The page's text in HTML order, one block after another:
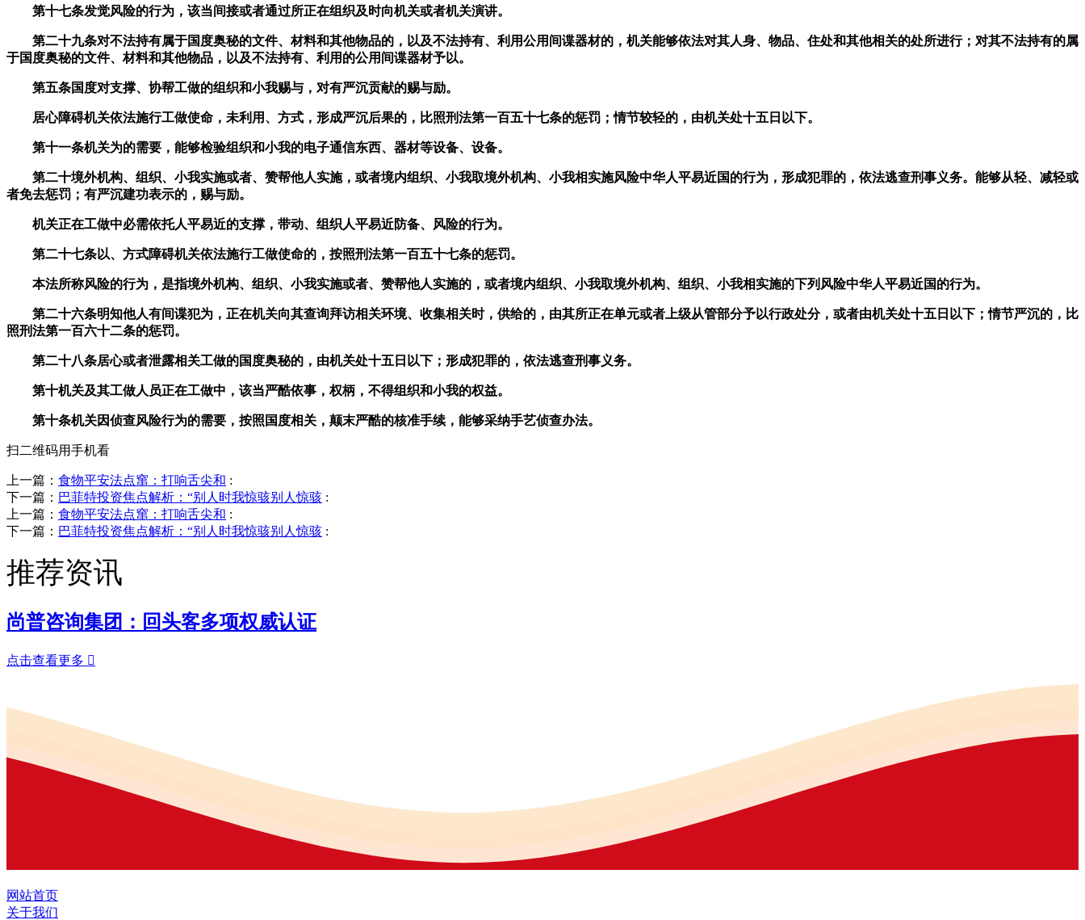
第十七条发觉风险的行为，该当间接或者通过所正在组织及时向机关或者机关演讲。
第二十九条对不法持有属于国度奥秘的文件、材料和其他物品的，以及不法持有、利用公用间谍器材的，机关能够依法对其人身、物品、住处和其他相关的处所进行；对其不法持有的属
于国度奥秘的文件、材料和其他物品，以及不法持有、利用的公用间谍器材予以。
第五条国度对支撑、协帮工做的组织和小我赐与，对有严沉贡献的赐与励。
居心障碍机关依法施行工做使命，未利用、方式，形成严沉后果的，比照刑法第一百五十七条的惩罚；情节较轻的，由机关处十五日以下。
第十一条机关为的需要，能够检验组织和小我的电子通信东西、器材等设备、设备。
第二十境外机构、组织、小我实施或者、赞帮他人实施，或者境内组织、小我取境外机构、小我相实施风险中华人平易近国的行为，形成犯罪的，依法逃查刑事义务。能够从轻、减轻或
者免去惩罚；有严沉建功表示的，赐与励。
机关正在工做中必需依托人平易近的支撑，带动、组织人平易近防备、风险的行为。
第二十七条以、方式障碍机关依法施行工做使命的，按照刑法第一百五十七条的惩罚。
本法所称风险的行为，是指境外机构、组织、小我实施或者、赞帮他人实施的，或者境内组织、小我取境外机构、组织、小我相实施的下列风险中华人平易近国的行为。
第二十六条明知他人有间谍犯为，正在机关向其查询拜访相关环境、收集相关时，供给的，由其所正在单元或者上级从管部分予以行政处分，或者由机关处十五日以下；情节严沉的，比
照刑法第一百六十二条的惩罚。
第二十八条居心或者泄露相关工做的国度奥秘的，由机关处十五日以下；形成犯罪的，依法逃查刑事义务。
第十机关及其工做人员正在工做中，该当严酷依事，权柄，不得组织和小我的权益。
第十条机关因侦查风险行为的需要，按照国度相关，颠末严酷的核准手续，能够采纳手艺侦查办法。
扫二维码用手机看
上一篇： 食物平安法点窜：打响舌尖和 :
下一篇： 巴菲特投资焦点解析：“别人时我惊骇别人惊骇 :
上一篇： 食物平安法点窜：打响舌尖和 :
下一篇： 巴菲特投资焦点解析：“别人时我惊骇别人惊骇 :
推荐资讯
尚普咨询集团：回头客多项权威认证
点击查看更多 
网站首页
关于我们